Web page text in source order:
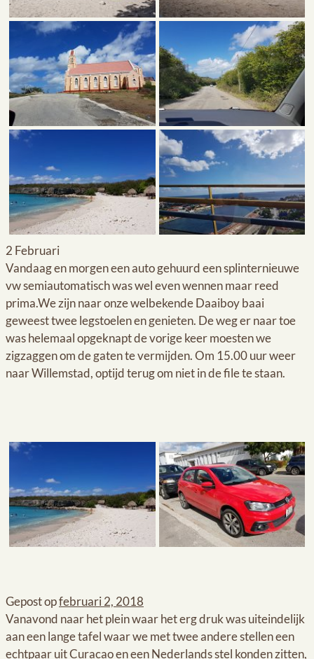
2 Februari
Vandaag en morgen een auto gehuurd een splinternieuwe
vw semiautomatisch was wel even wennen maar reed
prima.We zijn naar onze welbekende Daaiboy baai
geweest twee legstoelen en genieten. De weg er naar toe
was helemaal opgeknapt de vorige keer moesten we
zigzaggen om de gaten te vermijden. Om 15.00 uur weer
naar Willemstad, optijd terug om niet in de file te staan.
Gepost opfebruari 2, 2018
Vanavond naar het plein waar het erg druk was uiteindelijk
aan een lange tafel waar we met twee andere stellen een
echtpaar uit Curacao en een Nederlands stel konden zitten,